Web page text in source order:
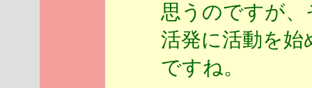
思うのですが
活発に活動を
ですね。